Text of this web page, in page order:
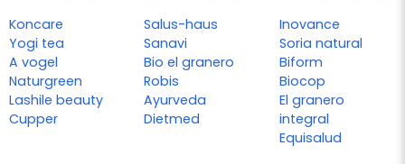
Koncare
Yogi tea
A vogel
Naturgreen
Lashile beauty
Cupper
Salus-haus
Sanavi
Bio el granero
Robis
Ayurveda
Dietmed
Inovance
Soria natural
Biform
Biocop
El granero
integral
Equisalud